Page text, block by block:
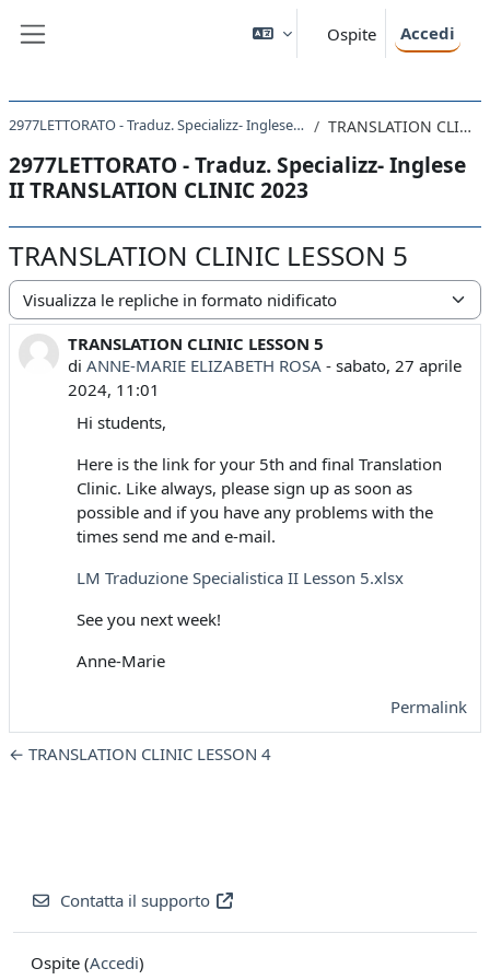
Ospite Accedi
2977LETTORATO - Traduz. Specializz- Inglese II TRANSLATION CLINIC 2023 TRANSLATION CLINIC LESSON 5
2977LETTORATO - Traduz. Specializz- Inglese
II TRANSLATION CLINIC 2023
TRANSLATION CLINIC LESSON 5
Modalità visualizzazione
TRANSLATION CLINIC LESSON 5
diANNE-MARIE ELIZABETH ROSA -sabato, 27 aprile
2024, 11:01
Numero di risposte: 0
Hi students,
Here is the link for your 5th and final Translation
Clinic. Like always, please sign up as soon as
possible and if you have any problems with the
times send me and e-mail.
LM Traduzione Specialistica II Lesson 5.xlsx
See you next week!
Anne-Marie
Permalink
← TRANSLATION CLINIC LESSON 4
Contatta il supporto
Ospite (Accedi)